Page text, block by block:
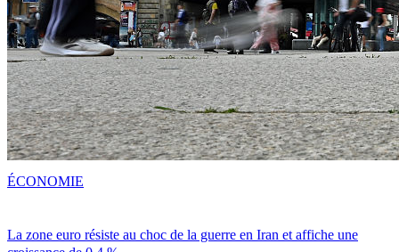
La zone euro résiste au choc de la guerre en Iran et affiche une
ÉCONOMIE